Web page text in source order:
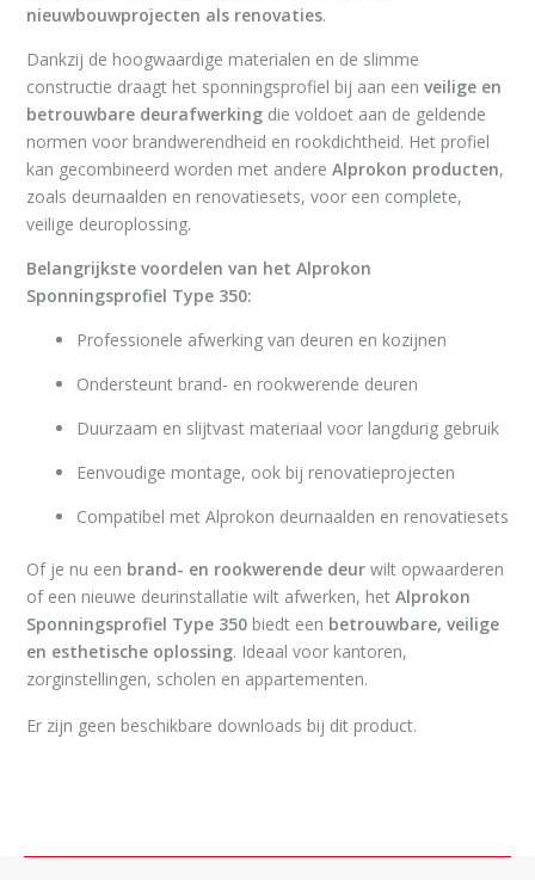
nieuwbouwprojecten als renovaties.
Dankzij de hoogwaardige materialen en de slimme
constructie draagt het sponningsprofiel bij aan een veilige en
betrouwbare deurafwerkingdie voldoet aan de geldende
normen voor brandwerendheid en rookdichtheid. Het profiel
kan gecombineerd worden met andere Alprokon producten,
zoals deurnaalden en renovatiesets, voor een complete,
veilige deuroplossing.
Belangrijkste voordelen van het Alprokon
Sponningsprofiel Type 350:
Professionele afwerking van deuren en kozijnen
Ondersteunt brand- en rookwerende deuren
Duurzaam en slijtvast materiaal voor langdurig gebruik
Eenvoudige montage, ook bij renovatieprojecten
Compatibel met Alprokon deurnaalden en renovatiesets
Of je nu een brand- en rookwerende deurwilt opwaarderen
of een nieuwe deurinstallatie wilt afwerken, het Alprokon
Sponningsprofiel Type 350biedt een betrouwbare, veilige
en esthetische oplossing. Ideaal voor kantoren,
zorginstellingen, scholen en appartementen.
Er zijn geen beschikbare downloads bij dit product.